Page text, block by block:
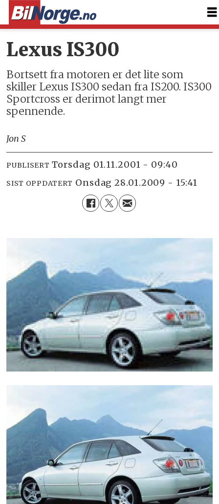
Lexus IS300
Bortsett fra motoren er det lite som
skiller Lexus IS300 sedan fra IS200. IS300
Sportcross er derimot langt mer
spennende.
Jon S
PUBLISERT torsdag 01.11.2001 - 09:40
SIST OPPDATERT onsdag 28.01.2009 - 15:41